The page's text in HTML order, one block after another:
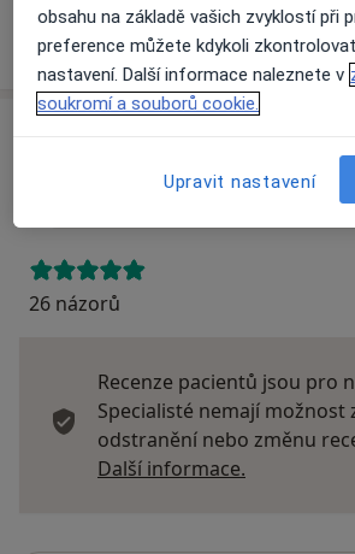
Více
o adrese
Přidejte svůj
26 názorů
Recenze pacientů jsou pro
Specialisté nemají možnost
odstranění nebo změnu
Další informace.
obsahu na základě vašich zvyklostí při
preference můžete kdykoli
nastavení. Další informace naleznete v
soukromí a souborů cookie.
Upravit nastavení